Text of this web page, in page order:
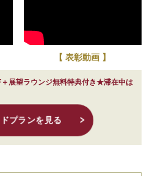
【 表彰動画 】
展望ラウンジ無料特典付き★滞在中は
プランを見る